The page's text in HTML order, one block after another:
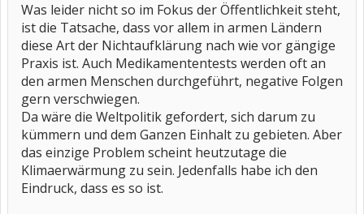
Was leider nicht so im Fokus der Öffentlichkeit steht,
ist die Tatsache, dass vor allem in armen Ländern
diese Art der Nichtaufklärung nach wie vor gängige
Praxis ist. Auch Medikamententests werden oft an
den armen Menschen durchgeführt, negative Folgen
gern verschwiegen.
Da wäre die Weltpolitik gefordert, sich darum zu
kümmern und dem Ganzen Einhalt zu gebieten. Aber
das einzige Problem scheint heutzutage die
Klimaerwärmung zu sein. Jedenfalls habe ich den
Eindruck, dass es so ist.